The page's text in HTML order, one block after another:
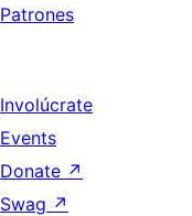
Patrones
Involúcrate
Events
Donate ↗
Swag ↗